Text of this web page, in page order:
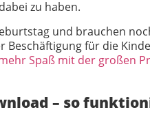
zu haben.
und brauchen
Beschäftigung für die
Spaß mit der großen
– so